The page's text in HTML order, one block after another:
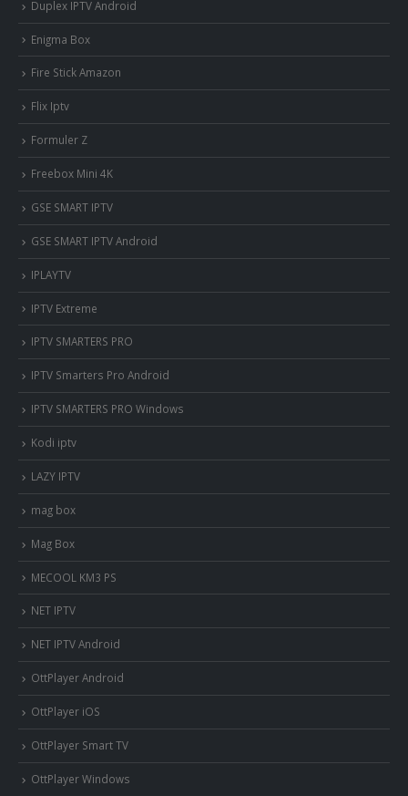
Duplex IPTV Android
Enigma Box
Fire Stick Amazon
Flix Iptv
Formuler Z
Freebox Mini 4K
‎GSE SMART IPTV
GSE SMART IPTV Android
IPLAYTV
IPTV Extreme
IPTV SMARTERS PRO
IPTV Smarters Pro Android
IPTV SMARTERS PRO Windows
Kodi iptv
LAZY IPTV
mag box
Mag Box
MECOOL KM3 PS
NET IPTV
NET IPTV Android
OttPlayer Android
OttPlayer iOS
OttPlayer Smart TV
OttPlayer Windows